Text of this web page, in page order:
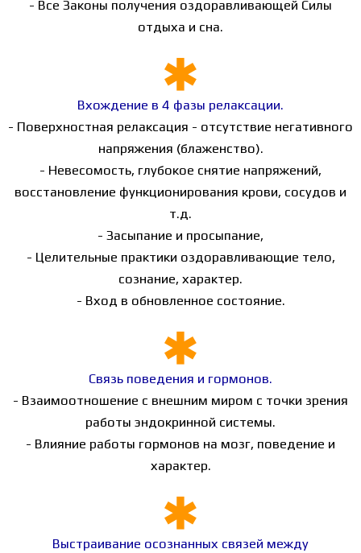
- Все Законы получения оздоравливающей Силы
отдыха и сна.
Вхождение в 4 фазы релаксации.
- Поверхностная релаксация - отсутствие негативного
напряжения (блаженство).
- Невесомость, глубокое снятие напряжений,
восстановление функционирования крови, сосудов и
т.д.
- Засыпание и просыпание,
- Целительные практики оздоравливающие тело,
сознание, характер.
- Вход в обновленное состояние.
Связь поведения и гормонов.
- Взаимоотношение с внешним миром с точки зрения
работы эндокринной системы.
- Влияние работы гормонов на мозг, поведение и
характер.
Выстраивание осознанных связей между